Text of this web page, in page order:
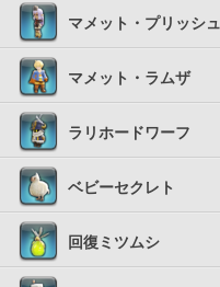
マメット・プリッシュ
マメット・ラムザ
ラリホードワーフ
ベビーセクレト
回復ミツムシ